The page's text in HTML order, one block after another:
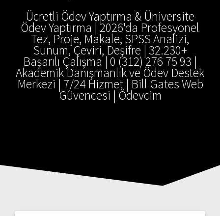
Ücretli Ödev Yaptırma & Üniversite
Ödev Yaptırma | 2026'da Profesyonel
Tez, Proje, Makale, SPSS Analizi,
Sunum, Çeviri, Deşifre | 32.230+
Başarılı Çalışma | 0 (312) 276 75 93 |
Akademik Danışmanlık ve Ödev Destek
Merkezi | 7/24 Hizmet | Bill Gates Web
Güvencesi | Ödevcim